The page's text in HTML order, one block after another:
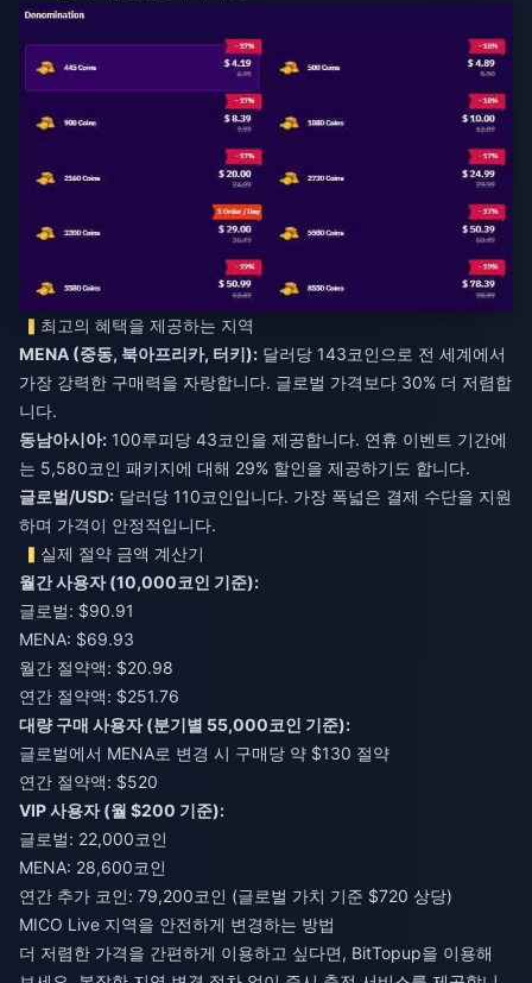
최고의 혜택을 제공하는 지역
MENA (중동, 북아프리카, 터키): 달러당 143코인으로 전 세계에서
가장 강력한 구매력을 자랑합니다. 글로벌 가격보다 30% 더 저렴합
니다.
동남아시아: 100루피당 43코인을 제공합니다. 연휴 이벤트 기간에
는 5,580코인 패키지에 대해 29% 할인을 제공하기도 합니다.
글로벌/USD: 달러당 110코인입니다. 가장 폭넓은 결제 수단을 지원
하며 가격이 안정적입니다.
실제 절약 금액 계산기
월간 사용자 (10,000코인 기준):
글로벌: $90.91
MENA: $69.93
월간 절약액: $20.98
연간 절약액: $251.76
대량 구매 사용자 (분기별 55,000코인 기준):
글로벌에서 MENA로 변경 시 구매당 약 $130 절약
연간 절약액: $520
VIP 사용자 (월 $200 기준):
글로벌: 22,000코인
MENA: 28,600코인
연간 추가 코인: 79,200코인 (글로벌 가치 기준 $720 상당)
MICO Live 지역을 안전하게 변경하는 방법
더 저렴한 가격을 간편하게 이용하고 싶다면, BitTopup을 이용해